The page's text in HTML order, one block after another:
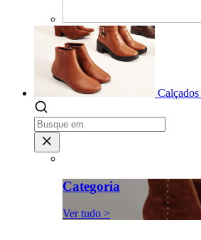
Calçados
Categoria
Ver tudo >